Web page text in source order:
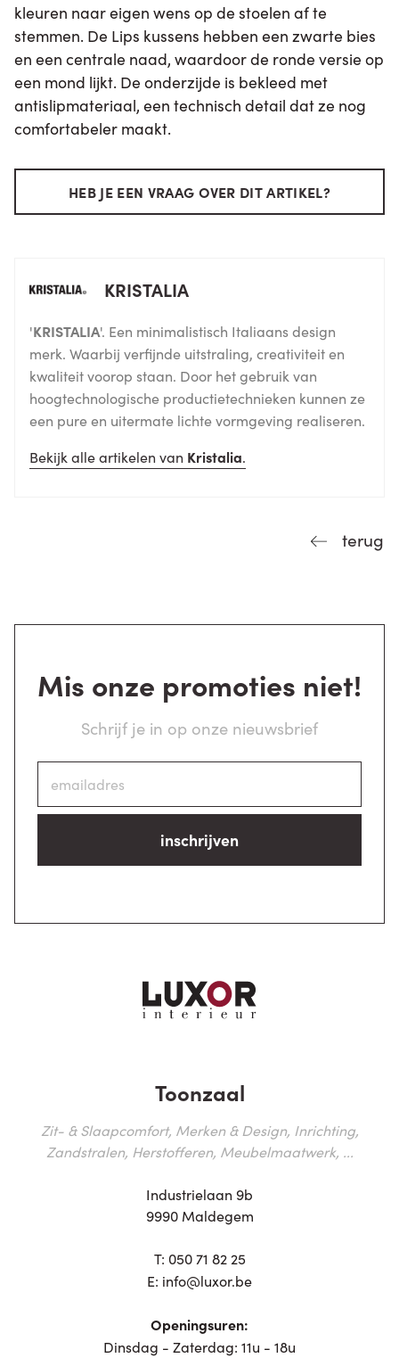
kleuren naar eigen wens op de stoelen af te
stemmen. De Lips kussens hebben een zwarte bies
en een centrale naad, waardoor de ronde versie op
een mond lijkt. De onderzijde is bekleed met
antislipmateriaal, een technisch detail dat ze nog
comfortabeler maakt.
HEB JE EEN VRAAG OVER DIT ARTIKEL?
KRISTALIA
'KRISTALIA'. Een minimalistisch Italiaans design
merk. Waarbij verfijnde uitstraling, creativiteit en
kwaliteit voorop staan. Door het gebruik van
hoogtechnologische productietechnieken kunnen ze
een pure en uitermate lichte vormgeving realiseren.
Bekijk alle artikelen van Kristalia.
terug
Mis onze promoties niet!
Schrijf je in op onze nieuwsbrief
inschrijven
Toonzaal
Zit- & Slaapcomfort, Merken & Design, Inrichting,
Zandstralen, Herstofferen, Meubelmaatwerk, ...
Industrielaan 9b
9990 Maldegem
T: 050 71 82 25
E: info@luxor.be
Openingsuren:
Dinsdag - Zaterdag: 11u - 18u